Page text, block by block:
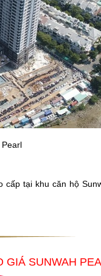
tại khu căn hộ
GIÁ SUNWAH